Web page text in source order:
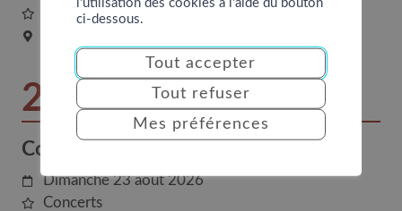
Spectacles
23 AOÛT
Concert en altitude
Dimanche 23 août 2026
Concerts
l'utilisation des cookies à l'aide du bouton
ci-dessous.
Tout accepter
Tout refuser
Mes préférences